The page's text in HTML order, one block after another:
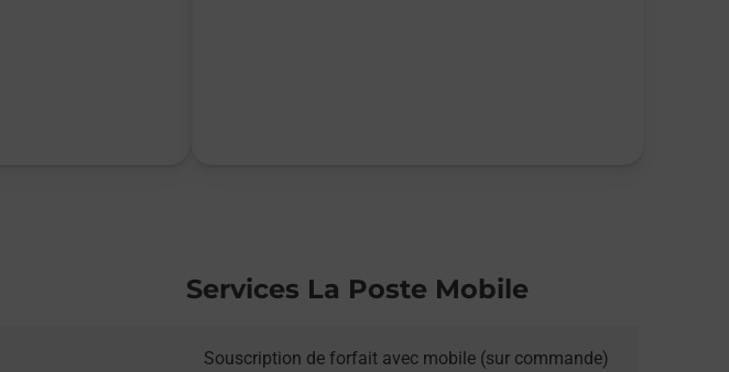
Services La Poste Mobile
Souscription de forfait avec mobile (sur commande)